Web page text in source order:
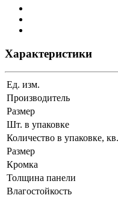
Характеристики
Ед. изм.
Производитель
Размер
Шт. в упаковке
Количество в упаковке,
Размер
Кромка
Толщина панели
Влагостойкость